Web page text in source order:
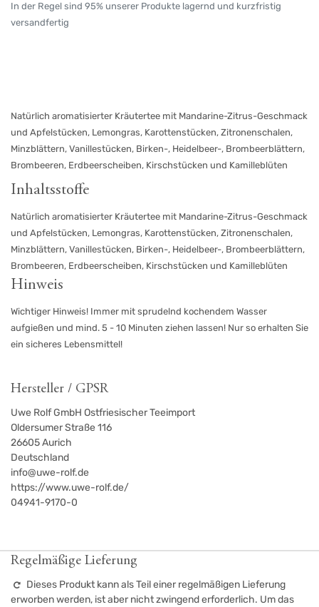
In der Regel sind 95% unserer Produkte lagernd und kurzfristig
versandfertig
Natürlich aromatisierter Kräutertee mit Mandarine-Zitrus-Geschmack
und Apfelstücken, Lemongras, Karottenstücken, Zitronenschalen,
Minzblättern, Vanillestücken, Birken-, Heidelbeer-, Brombeerblättern,
Brombeeren, Erdbeerscheiben, Kirschstücken und Kamilleblüten
Inhaltsstoffe
Natürlich aromatisierter Kräutertee mit Mandarine-Zitrus-Geschmack
und Apfelstücken, Lemongras, Karottenstücken, Zitronenschalen,
Minzblättern, Vanillestücken, Birken-, Heidelbeer-, Brombeerblättern,
Brombeeren, Erdbeerscheiben, Kirschstücken und Kamilleblüten
Hinweis
Wichtiger Hinweis! Immer mit sprudelnd kochendem Wasser
aufgießen und mind. 5 - 10 Minuten ziehen lassen! Nur so erhalten Sie
ein sicheres Lebensmittel!
Hersteller / GPSR
Uwe Rolf GmbH Ostfriesischer Teeimport
Oldersumer Straße 116
26605Aurich
Deutschland
info@uwe-rolf.de
https://www.uwe-rolf.de/
04941-9170-0
Regelmäßige Lieferung
Dieses Produkt kann als Teil einer regelmäßigen Lieferung
erworben werden, ist aber nicht zwingend erforderlich. Um das